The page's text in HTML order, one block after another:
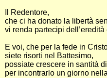
Il Redentore,
che ci ha donato la libertà
vi renda partecipi dell’eredità
E voi, che per la fede in
siete risorti nel Battesimo,
possiate crescere in santità
per incontrarlo un giorno